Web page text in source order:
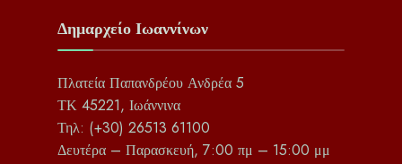
Δημαρχείο Ιωαννίνων
Πλατεία Παπανδρέου Ανδρέα 5
ΤΚ 45221, Ιωάννινα
Τηλ: (+30) 26513 61100
Δευτέρα – Παρασκευή, 7:00 πμ – 15:00 μμ